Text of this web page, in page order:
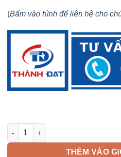
(Bấm vào hình để liên hệ cho
Dây cáp nhôm trần xoắn A
THÊM VÀO